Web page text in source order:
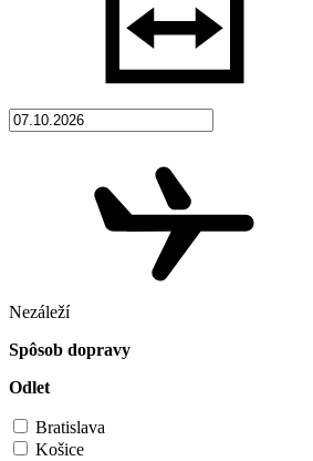
Nezáleží
Spôsob dopravy
Odlet
Bratislava
Košice